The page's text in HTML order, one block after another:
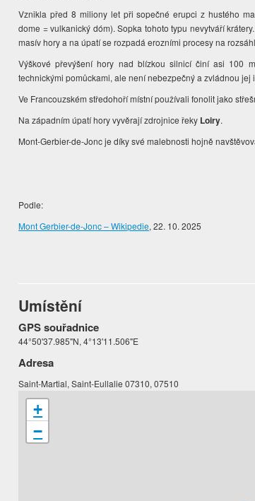
Vznikla před 8 miliony let při sopečné erupci z hustého
dome = vulkanický dóm). Sopka tohoto typu nevytváří
masív hory a na úpatí se rozpadá erozními procesy na
Výškové převýšení hory nad blízkou silnicí činí asi 100
technickými pomůckami, ale není nebezpečný a zvládnou jej
Ve Francouzském středohoří místní používali fonolit jako
Na západním úpatí hory vyvěrají zdrojnice řeky Loiry.
Mont-Gerbier-de-Jonc je díky své malebnosti hojně
Podle:
Mont Gerbier-de-Jonc – Wikipedie, 22. 10. 2025
Umístění
GPS souřadnice
44°50'37.985"N, 4°13'11.506"E
Adresa
Saint-Martial, Saint-Eullalie 07310, 07510
+
−